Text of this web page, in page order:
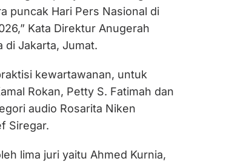
puncak Hari Pers Nasional di
Kata Direktur Anugerah
di Jakarta, Jumat.
kewartawanan, untuk
Rokan, Petty S. Fatimah dan
audio Rosarita Niken
Siregar.
lima juri yaitu Ahmed Kurnia,